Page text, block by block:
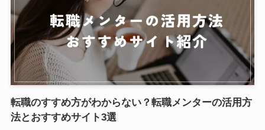
転職のすすめ方がわからない？転職メンターの活用方
法とおすすめサイト3選